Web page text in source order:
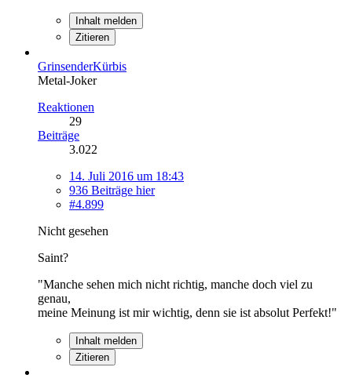
Inhalt melden
Zitieren
GrinsenderKürbis
Metal-Joker
Reaktionen
29
Beiträge
3.022
14. Juli 2016 um 18:43
936 Beiträge hier
#4.899
Nicht gesehen
Saint?
"Manche sehen mich nicht richtig, manche doch viel zu
genau,
meine Meinung ist mir wichtig, denn sie ist absolut Perfekt!"
Inhalt melden
Zitieren